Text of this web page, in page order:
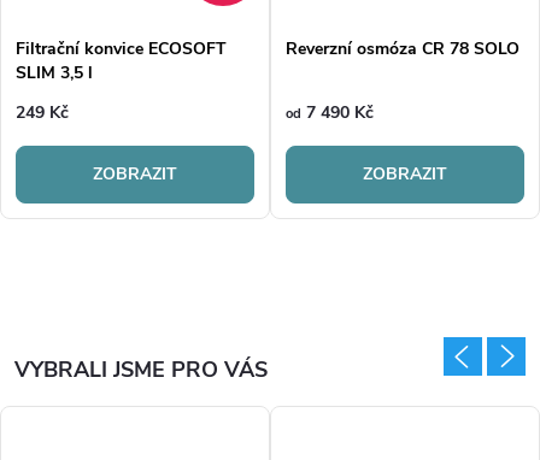
Filtrační konvice ECOSOFT
SLIM 3,5 l
249 Kč
ZOBRAZIT
Reverzní osmóza CR 78 SOLO
od 7 490 Kč
ZOBRAZIT
VYBRALI JSME PRO VÁS